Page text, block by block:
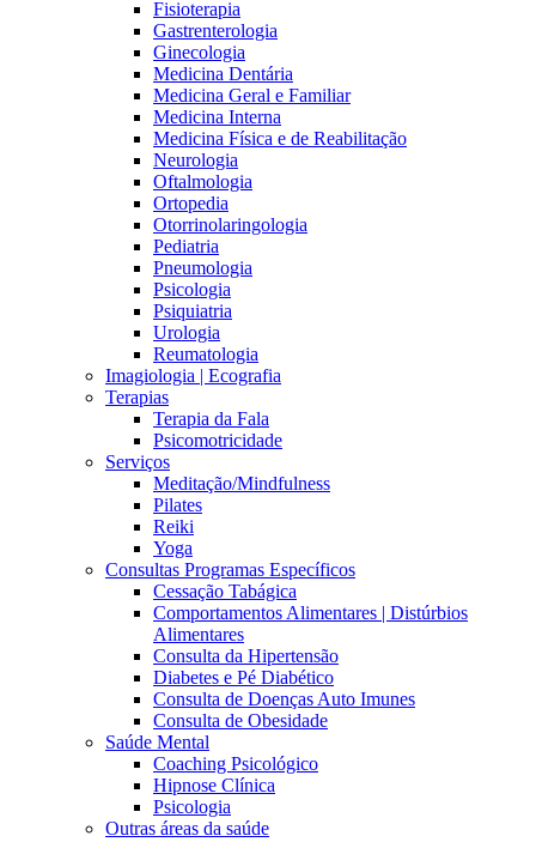
Fisioterapia
Gastrenterologia
Ginecologia
Medicina Dentária
Medicina Geral e Familiar
Medicina Interna
Medicina Física e de Reabilitação
Neurologia
Oftalmologia
Ortopedia
Otorrinolaringologia
Pediatria
Pneumologia
Psicologia
Psiquiatria
Urologia
Reumatologia
Imagiologia | Ecografia
Terapias
Terapia da Fala
Psicomotricidade
Serviços
Meditação/Mindfulness
Pilates
Reiki
Yoga
Consultas Programas Específicos
Cessação Tabágica
Comportamentos Alimentares | Distúrbios
Alimentares
Consulta da Hipertensão
Diabetes e Pé Diabético
Consulta de Doenças Auto Imunes
Consulta de Obesidade
Saúde Mental
Coaching Psicológico
Hipnose Clínica
Psicologia
Outras áreas da saúde